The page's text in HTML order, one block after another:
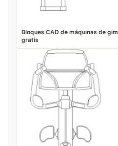
Bloques CAD de máquinas de
gratis